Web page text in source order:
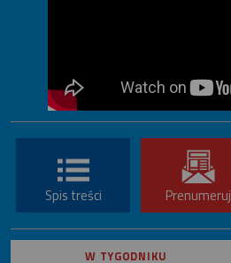
Spis treści Prenumeruj
W TYGODNIKU